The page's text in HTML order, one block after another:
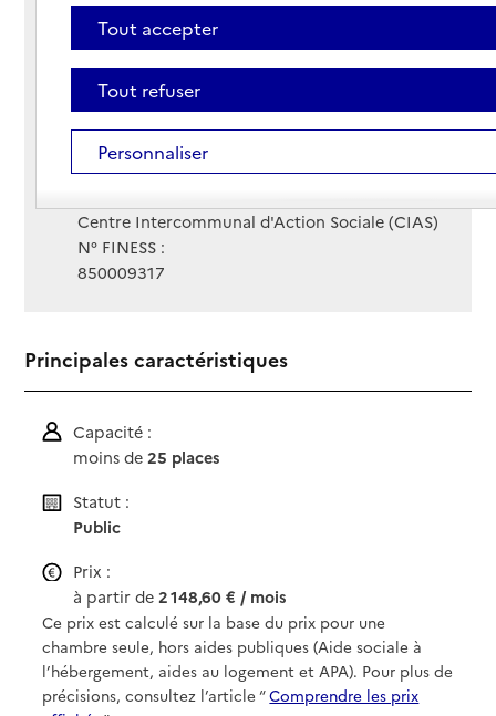
10 rue de nantes
85670 - Falleron
Voir itinéraire
Téléphone :
Contact
Contact
Site Internet
Site internet non renseigné
Centre Intercommunal d'Action Sociale (CIAS)
N° FINESS :
850009317
Principales caractéristiques
Capacité :
moins de25 places
Statut :
Public
Prix :
à partir de2 148,60 € / mois
Ce prix est calculé sur la base du prix pour une
chambre seule, hors aides publiques (Aide sociale à
l’hébergement, aides au logement et APA). Pour plus de
précisions, consultez l’article “Comprendre les prix
Tout accepter
Tout refuser
Personnaliser